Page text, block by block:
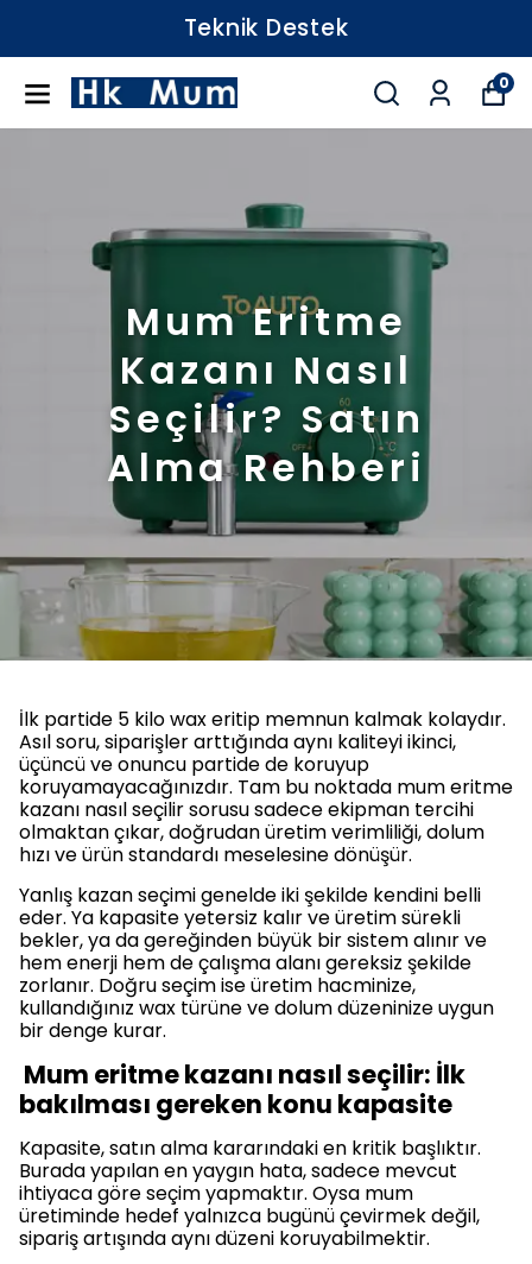
Teknik Destek
0
Mum Eritme
Kazanı Nasıl
Seçilir? Satın
Alma Rehberi
İlk partide 5 kilo wax eritip memnun kalmak kolaydır.
Asıl soru, siparişler arttığında aynı kaliteyi ikinci,
üçüncü ve onuncu partide de koruyup
koruyamayacağınızdır. Tam bu noktada mum eritme
kazanı nasıl seçilir sorusu sadece ekipman tercihi
olmaktan çıkar, doğrudan üretim verimliliği, dolum
hızı ve ürün standardı meselesine dönüşür.
Yanlış kazan seçimi genelde iki şekilde kendini belli
eder. Ya kapasite yetersiz kalır ve üretim sürekli
bekler, ya da gereğinden büyük bir sistem alınır ve
hem enerji hem de çalışma alanı gereksiz şekilde
zorlanır. Doğru seçim ise üretim hacminize,
kullandığınız wax türüne ve dolum düzeninize uygun
bir denge kurar.
Mum eritme kazanı nasıl seçilir: İlk
bakılması gereken konu kapasite
Kapasite, satın alma kararındaki en kritik başlıktır.
Burada yapılan en yaygın hata, sadece mevcut
ihtiyaca göre seçim yapmaktır. Oysa mum
üretiminde hedef yalnızca bugünü çevirmek değil,
sipariş artışında aynı düzeni koruyabilmektir.